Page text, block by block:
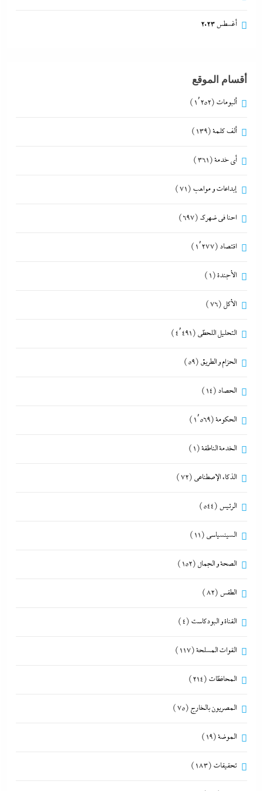
أغسطس 2023
أقسام الموقع
ألبومات (1٬252)
ألف كلمة(139)
أي خدمة(361)
إبداعات و مواهب (71)
احنا في ضهرك (697)
اقتصاد (1٬277)
الأجندة(1)
الأكل (76)
التحليل اللحظي (4٬491)
الحزام و الطريق (59)
الحصاد (14)
الحكومة(1٬569)
الخدمة الناطقة(1)
الذكاء الإصطناعي (72)
الرئيس (544)
السينسياسي (11)
الصحة و الجمال (152)
الطقس (82)
القناة و البودكاست (4)
القوات المسلحة(117)
المحافظات (214)
المصريون بالخارج (75)
الموضة(19)
تحقيقات (183)